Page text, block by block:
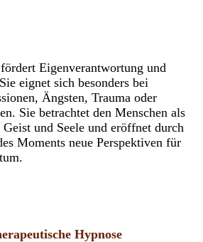
Eigenverantwortung und
eignet sich besonders bei
Ängsten, Trauma oder
Sie betrachtet den Menschen als
und Seele und eröffnet durch
Moments neue Perspektiven für
Hypnose